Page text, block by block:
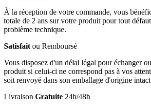
À la réception de votre commande, vous
totale de 2 ans sur votre produit pour tout
problème technique.
Satisfait ou Remboursé
Vous disposez d'un délai légal pour échanger
produit si celui-ci ne correspond pas à vos
soit renvoyé dans son emballage d'origine
Livraison Gratuite 24h/48h